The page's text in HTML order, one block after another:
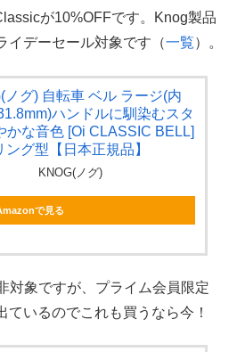
が10%OFFです。Knog製品
イデーセール対象です（一覧）。
ノグ) 自転車 ベル ラージ(内
ハンドルに馴染むスタ
かな音色 [Oi CLASSIC BELL]
ング型【日本正規品】
KNOG(ノグ)
で見る
対象ですが、プライム会員限定
ているのでこれも買うなら今！